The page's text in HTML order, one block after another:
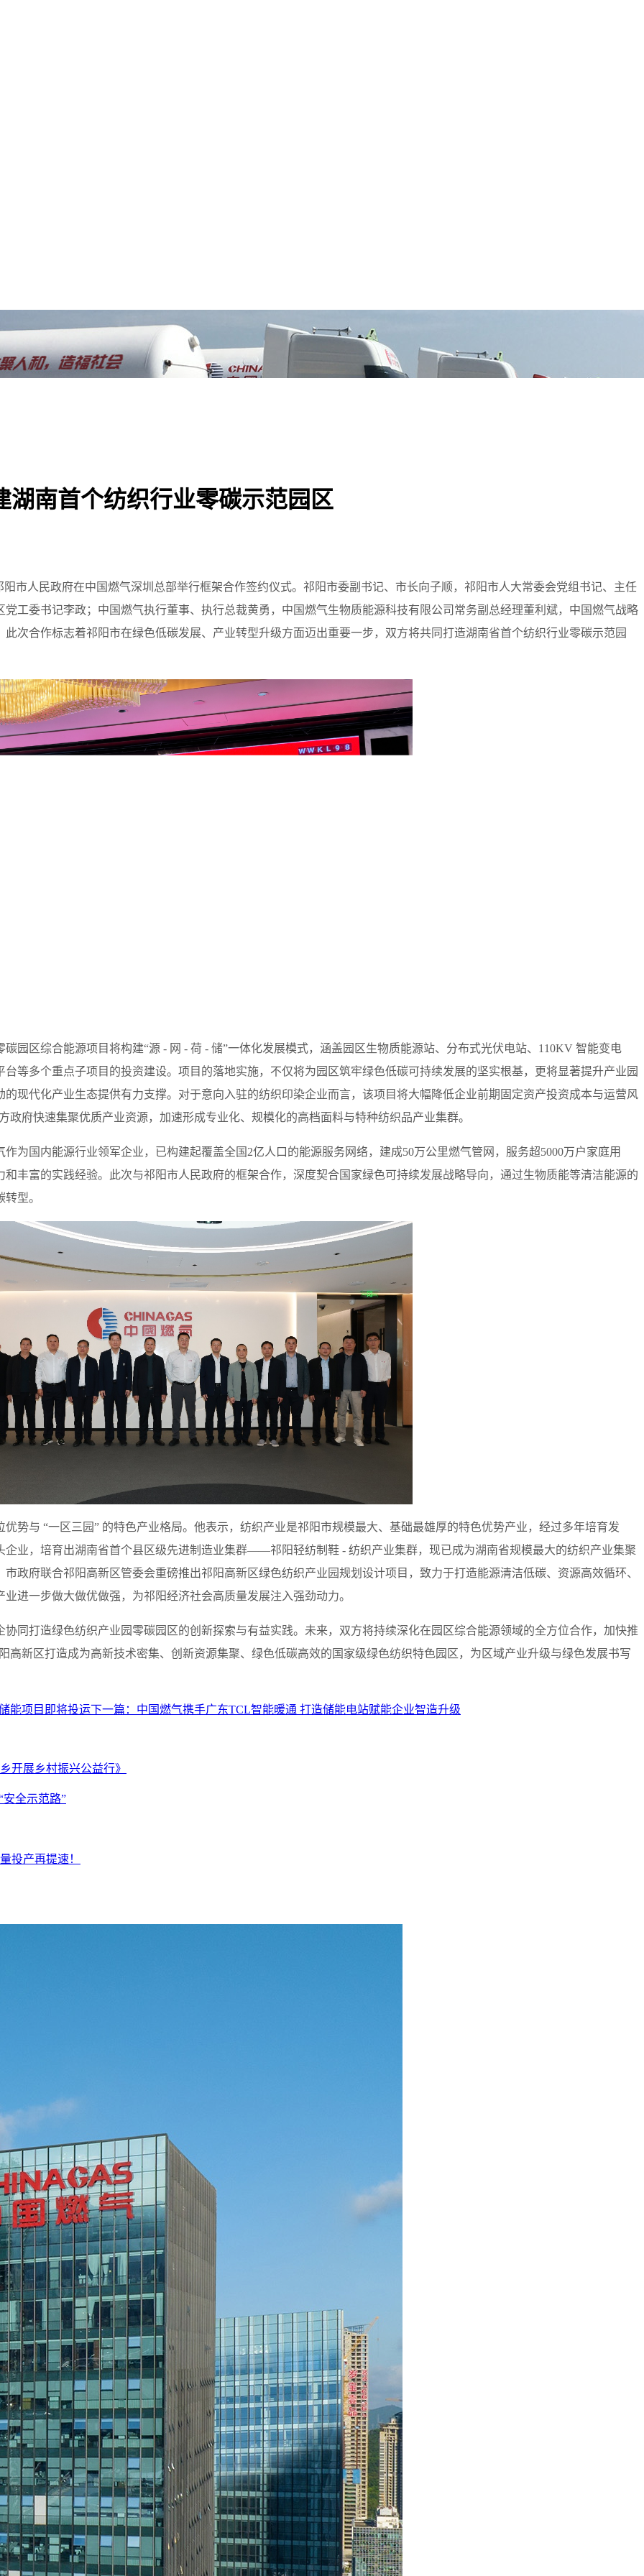
南首个纺织行业零碳示范园区
市人民政府在中国燃气深圳总部举行框架合作签约仪式。祁阳市委副书记、市长向子顺，祁阳市人大常委会党组书记、主任
工委书记李政；中国燃气执行董事、执行总裁黄勇，中国燃气生物质能源科技有限公司常务副总经理董利斌，中国燃气战略
次合作标志着祁阳市在绿色低碳发展、产业转型升级方面迈出重要一步，双方将共同打造湖南省首个纺织行业零碳示范园
园区综合能源项目将构建“源 - 网 - 荷 - 储”一体化发展模式，涵盖园区生物质能源站、分布式光伏电站、110KV 智能变电
等多个重点子项目的投资建设。项目的落地实施，不仅将为园区筑牢绿色低碳可持续发展的坚实根基，更将显著提升产业园
现代化产业生态提供有力支撑。对于意向入驻的纺织印染企业而言，该项目将大幅降低企业前期固定资产投资成本与运营风
府快速集聚优质产业资源，加速形成专业化、规模化的高档面料与特种纺织品产业集群。
为国内能源行业领军企业，已构建起覆盖全国2亿人口的能源服务网络，建成50万公里燃气管网，服务超5000万户家庭用
丰富的实践经验。此次与祁阳市人民政府的框架合作，深度契合国家绿色可持续发展战略导向，通过生物质能等清洁能源的
型。
势与 “一区三园” 的特色产业格局。他表示，纺织产业是祁阳市规模最大、基础最雄厚的特色优势产业，经过多年培育发
业，培育出湖南省首个县区级先进制造业集群——祁阳轻纺制鞋 - 纺织产业集群，现已成为湖南省规模最大的纺织产业集聚
政府联合祁阳高新区管委会重磅推出祁阳高新区绿色纺织产业园规划设计项目，致力于打造能源清洁低碳、资源高效循环、
进一步做大做优做强，为祁阳经济社会高质量发展注入强劲动力。
同打造绿色纺织产业园零碳园区的创新探索与有益实践。未来，双方将持续深化在园区综合能源领域的全方位合作，加快推
高新区打造成为高新技术密集、创新资源集聚、绿色低碳高效的国家级绿色纺织特色园区，为区域产业升级与绿色发展书写
能项目即将投运下一篇： 中国燃气携手广东TCL智能暖通 打造储能电站赋能企业智造升级
展乡村振兴公益行》
全示范路”
投产再提速！